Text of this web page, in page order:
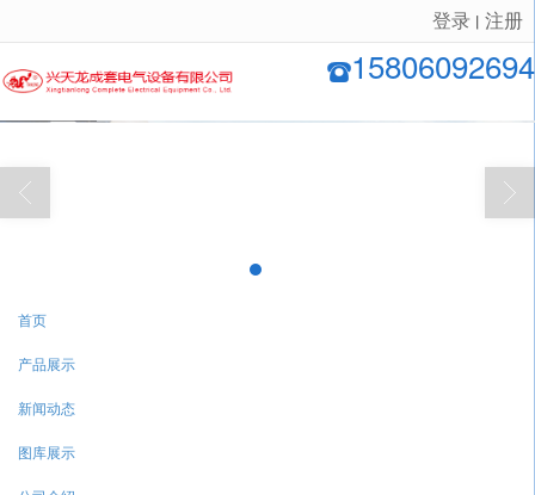
很遗憾，因您的浏览器版本过低导致无法获得最佳浏览体验，推荐下载安装谷歌浏览器！
登录 丨 注册
15806092694
首页
产品展示
新闻动态
图库展示